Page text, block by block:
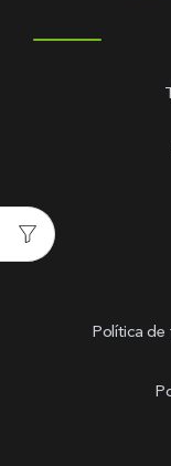
Política